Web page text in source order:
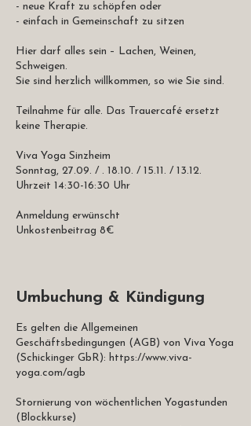
- neue Kraft zu schöpfen oder
- einfach in Gemeinschaft zu sitzen
Hier darf alles sein – Lachen, Weinen,
Schweigen.
Sie sind herzlich willkommen, so wie Sie sind.
Teilnahme für alle. Das Trauercafé ersetzt
keine Therapie.
Viva Yoga Sinzheim
Sonntag, 27.09. / . 18.10. / 15.11. / 13.12.
Uhrzeit 14:30-16:30 Uhr
Anmeldung erwünscht
Unkostenbeitrag 8€
Umbuchung & Kündigung
Es gelten die Allgemeinen
Geschäftsbedingungen (AGB) von Viva Yoga
(Schickinger GbR): https://www.viva-
yoga.com/agb
Stornierung von wöchentlichen Yogastunden
(Blockkurse)